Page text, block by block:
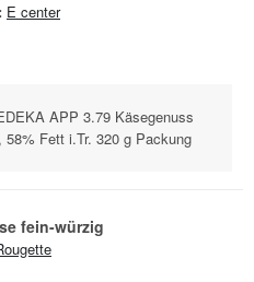
E center
APP 3.79 Käsegenuss
Fett i.Tr. 320 g Packung
fein-würzig